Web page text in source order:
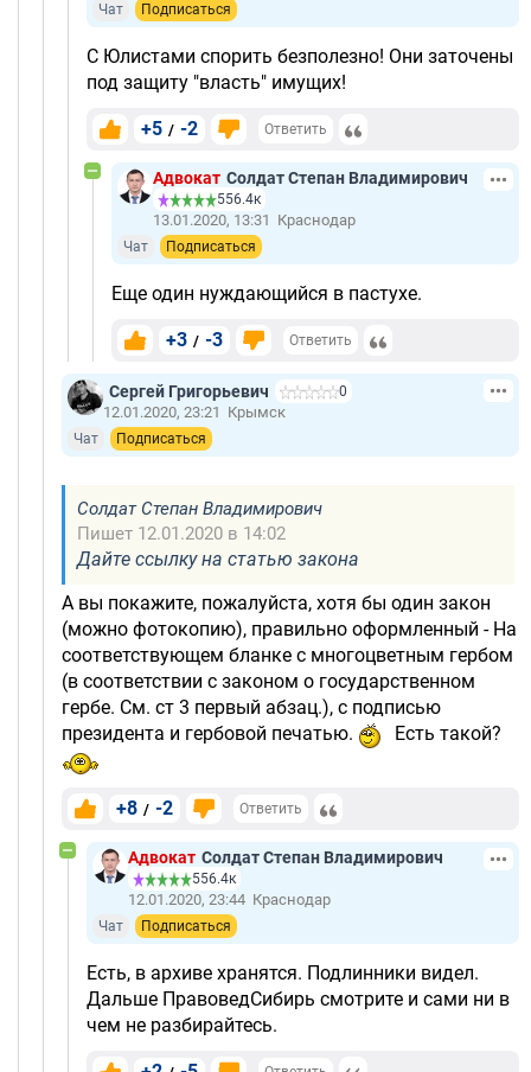
Чат Подписаться
С Юлистами спорить безполезно! Они заточены
под защиту "власть" имущих!
+5 / -2 Ответить
Адвокат Солдат Степан Владимирович
556.4к
13.01.2020, 13:31 Краснодар
Чат Подписаться
Еще один нуждающийся в пастухе.
+3 / -3 Ответить
Сергей Григорьевич 0
12.01.2020, 23:21 Крымск
Чат Подписаться
Солдат Степан Владимирович
Пишет 12.01.2020 в 14:02
Дайте ссылку на статью закона
А вы покажите, пожалуйста, хотя бы один закон
(можно фотокопию), правильно оформленный - На
соответствующем бланке с многоцветным гербом
(в соответствии с законом о государственном
гербе. См. ст 3 первый абзац.), с подписью
президента и гербовой печатью.
Есть такой?
+8 / -2 Ответить
Адвокат Солдат Степан Владимирович
556.4к
12.01.2020, 23:44 Краснодар
Чат Подписаться
Есть, в архиве хранятся. Подлинники видел.
Дальше ПравоведСибирь смотрите и сами ни в
чем не разбирайтесь.